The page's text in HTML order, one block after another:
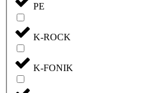
PE
K-ROCK
K-FONIK